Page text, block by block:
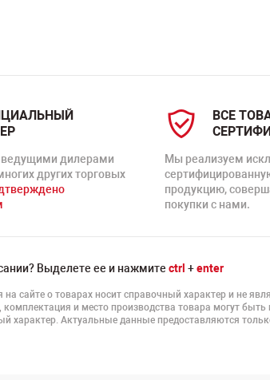
дилерами
других торговых
ВСЕ
Мы реализуем
продукцию,
покупки с нами.
Выделете ее и нажмите ctrl +enter
сайте о товарах носит справочный характер и не
комплектация и место производства товара могут
характер. Актуальные данные предоставляются